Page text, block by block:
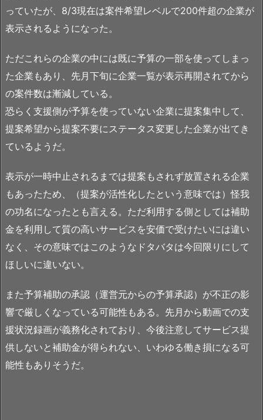
っていたが、8/3現在は案件希望レベルで200件超の企業が
表示されるようになった。
ただこれらの企業の中には既に予算の一部を使ってしまっ
た企業もあり、先月下旬に企業一覧が表示再開されてから
の案件数は漸減している。
恐らく支援側が予算を使っていない企業に提案集中して、
提案希望から提案不要にステータス変更した企業が出てき
ているようだ。
表示が一時中止されるまでは提案もされず放置される企業
もあったため、（提案が活性化したという意味では）怪我
の功名になったとも言える。ただ利用する側としては補助
金を利用して質の高いサービスを安価で受けたいには違い
なく、その意味ではこのようなドタバタは今回限りにして
ほしいに違いない。
また予算補助の承認（運営元からの予算承認）が不正の影
響で厳しくなっている可能性もある。先月から動画での支
援状況録画が義務化されており、今後注意してサービス提
供しないと補助金が得られない、いわゆる働き損になる可
能性もありそうだ。